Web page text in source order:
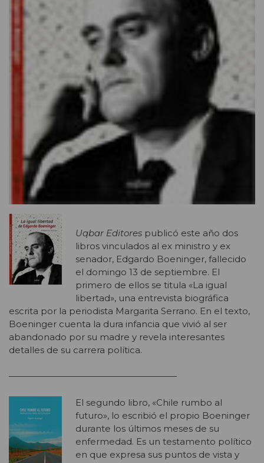
Uqbar Editorespublicó este año dos
libros vinculados al ex ministro y ex
senador, Edgardo Boeninger, fallecido
el domingo 13 de septiembre. El
primero de ellos se titula «La igual
libertad», una entrevista biográfica
escrita por la periodista Margarita Serrano. En el texto,
Boeninger cuenta la dura infancia que vivió al ser
abandonado por su madre y revela interesantes
detalles de su carrera política.
———————————————————
El segundo libro, «Chile rumbo al
futuro», lo escribió el propio Boeninger
durante los últimos meses de su
enfermedad. Es un testamento político
en que expresa sus puntos de vista y